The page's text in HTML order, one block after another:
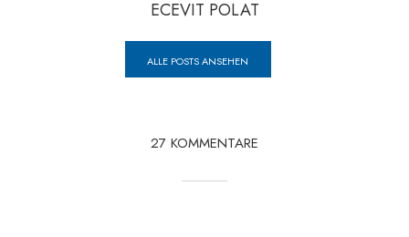
ECEVIT POLAT
ALLE POSTS ANSEHEN
27 KOMMENTARE